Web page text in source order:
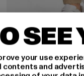
URBAN
SEE
your use
and